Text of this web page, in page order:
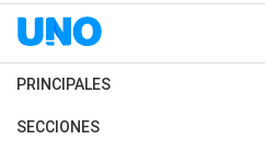
PRINCIPALES
Últimas Noticias
SECCIONES